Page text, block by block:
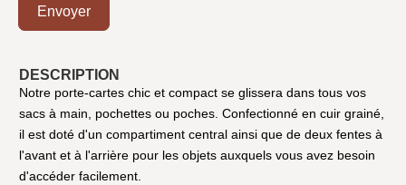
Envoyer
DESCRIPTION
Notre porte-cartes chic et compact se glissera dans tous vos
sacs à main, pochettes ou poches. Confectionné en cuir grainé,
il est doté d'un compartiment central ainsi que de deux fentes à
l'avant et à l'arrière pour les objets auxquels vous avez besoin
d'accéder facilement.